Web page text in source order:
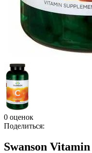
0 оценок
Поделиться:
Swanson